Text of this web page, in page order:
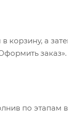
корзину, а
заказ».
по этапам